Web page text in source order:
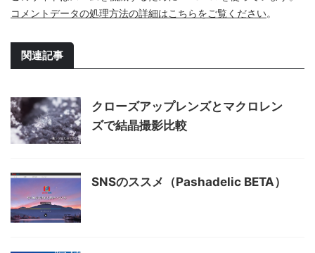
コメントデータの処理方法の詳細はこちらをご覧ください。
関連記事
クローズアップレンズとマクロレン
ズで結晶撮影比較
SNSのススメ（Pashadelic BETA）